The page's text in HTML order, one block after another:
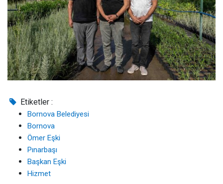
Etiketler :
Bornova Belediyesi
Bornova
Ömer Eşki
Pınarbaşı
Başkan Eşki
Hizmet